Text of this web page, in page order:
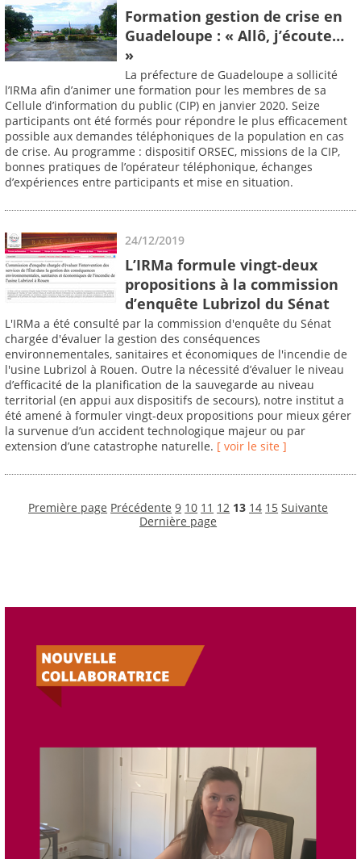
Formation gestion de crise en
Guadeloupe : « Allô, j’écoute…
»
La préfecture de Guadeloupe a sollicité
l’IRMa afin d’animer une formation pour les membres de sa
Cellule d’information du public (CIP) en janvier 2020. Seize
participants ont été formés pour répondre le plus efficacement
possible aux demandes téléphoniques de la population en cas
de crise. Au programme : dispositif ORSEC, missions de la CIP,
bonnes pratiques de l’opérateur téléphonique, échanges
d’expériences entre participants et mise en situation.
24/12/2019
L’IRMa formule vingt-deux
propositions à la commission
d’enquête Lubrizol du Sénat
L'IRMa a été consulté par la commission d'enquête du Sénat
chargée d'évaluer la gestion des conséquences
environnementales, sanitaires et économiques de l'incendie de
l'usine Lubrizol à Rouen. Outre la nécessité d’évaluer le niveau
d’efficacité de la planification de la sauvegarde au niveau
territorial (en appui aux dispositifs de secours), notre institut a
été amené à formuler vingt-deux propositions pour mieux gérer
la survenue d’un accident technologique majeur ou par
extension d’une catastrophe naturelle. [ voir le site ]
Première page Précédente 9 10 11 12 13 14 15 Suivante
Dernière page